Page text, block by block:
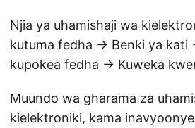
Njia ya uhamishaji wa
kutuma fedha → Benki ya kati
kupokea fedha → Kuweka
Muundo wa gharama za
kielektroniki, kama